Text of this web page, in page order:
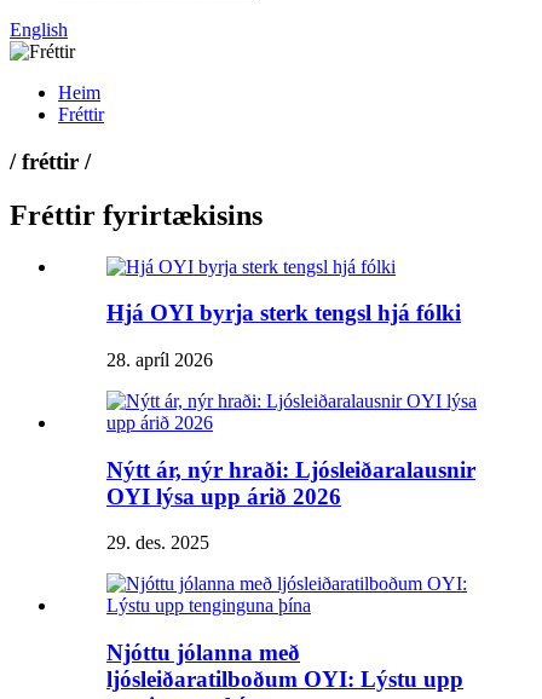
English
Heim
Fréttir
/ fréttir /
Fréttir fyrirtækisins
Hjá OYI byrja sterk tengsl hjá fólki
28. apríl 2026
Nýtt ár, nýr hraði: Ljósleiðaralausnir
OYI lýsa upp árið 2026
29. des. 2025
Njóttu jólanna með
ljósleiðaratilboðum OYI: Lýstu upp